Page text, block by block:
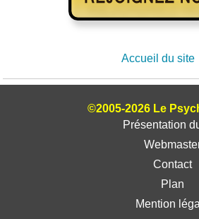
Accueil du site
©2005-2026 Le
Présentation
Contact
Plan
Mention